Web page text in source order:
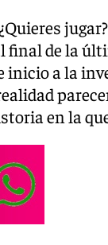
final de la
inicio a la
en la